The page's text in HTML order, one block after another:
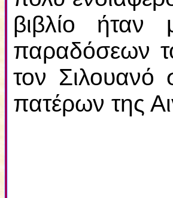
βιβλίο ήταν
παραδόσεων
τον Σιλουανό
πατέρων της